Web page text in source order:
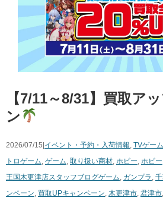
【7/11～8/31】買取ア
ン
2026/07/15|イベント・予約・入荷情報 TVゲーム
トロゲーム ゲーム 取り扱い商材 ホビー ホビー
王国木更津店スタッフブログゲーム ガンプラ
ンペーン 買取UPキャンペーン 木更津市 君津市